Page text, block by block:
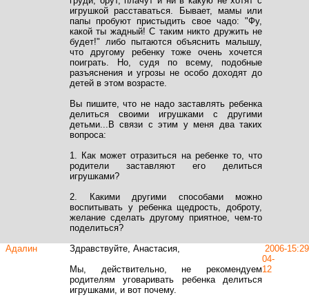
игрушкой расставаться. Бывает, мамы или
папы пробуют пристыдить свое чадо: "Фу,
какой ты жадный! С таким никто дружить не
будет!" либо пытаются объяснить малышу,
что другому ребенку тоже очень хочется
поиграть. Но, судя по всему, подобные
разъяснения и угрозы не особо доходят до
детей в этом возрасте.
Вы пишите, что не надо заставлять ребенка
делиться своими игрушками с другими
детьми...В связи с этим у меня два таких
вопроса:
1. Как может отразиться на ребенке то, что
родители заставляют его делиться
игрушками?
2. Какими другими способами можно
воспитывать у ребенка щедрость, доброту,
желание сделать другому приятное, чем-то
поделиться?
Адалин
Здравствуйте, Анастасия,
Мы, действительно, не рекомендуем
родителям уговаривать ребенка делиться
игрушками, и вот почему.
2006-
04-
12